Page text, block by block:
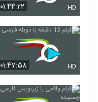
۰۱:۴۴:۲۲ HD
۰۱:۴۷:۵۸ HD